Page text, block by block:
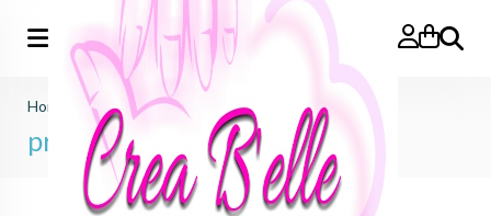
Zoeken
Home Victoria Vynn> prep, base & top coat
prep, base & top coat